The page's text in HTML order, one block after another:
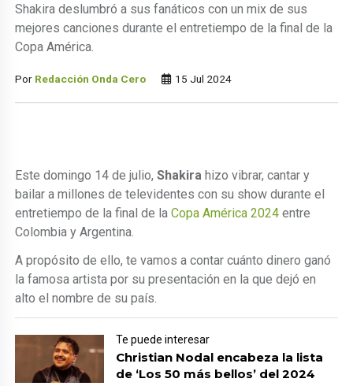
Shakira deslumbró a sus fanáticos con un mix de sus
mejores canciones durante el entretiempo de la final de la
Copa América.
Por Redacción Onda Cero 15 Jul 2024
Este domingo 14 de julio,Shakira hizo vibrar, cantar y
bailar a millones de televidentes con su show durante el
entretiempo de la final de laCopa América 2024 entre
Colombia y Argentina.
A propósito de ello, te vamos a contar cuánto dinero ganó
la famosa artista por su presentación en la que dejó en
alto el nombre de su país.
Te puede interesar
Christian Nodal encabeza la lista
de ‘Los 50 más bellos’ del 2024